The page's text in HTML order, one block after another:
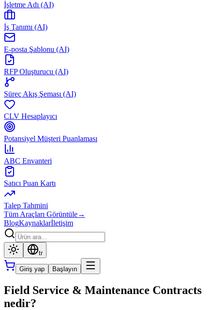
İşletme Adı (AI)
İş Tanımı (AI)
E-posta Şablonu (AI)
RFP Oluşturucu (AI)
Süreç Akış Şeması (AI)
CLV Hesaplayıcı
Potansiyel Müşteri Puanlaması
ABC Envanteri
Satıcı Puan Kartı
Talep Tahmini
Tüm Araçları Görüntüle→
BlogKaynaklarİletişim
tr
Giriş yap Başlayın
Field Service & Maintenance Contracts
nedir?